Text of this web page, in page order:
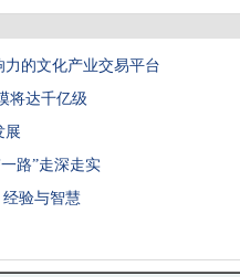
的文化产业交易平台
将达千亿级
展
路”走深走实
经验与智慧